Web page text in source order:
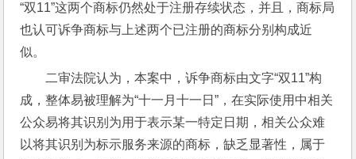
“双11”这两个商标仍然处于注册存续状态，并且，商标局
也认可诉争商标与上述两个已注册的商标分别构成近
似。
二审法院认为，本案中，诉争商标由文字“双11”构
成，整体易被理解为“十一月十一日”，在实际使用中相关
公众易将其识别为用于表示某一特定日期，相关公众难
以将其识别为标示服务来源的商标，缺乏显著性，属于